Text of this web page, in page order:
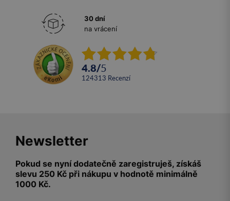
30 dní
na vrácení
4.8/5
124313 recenzí
Newsletter
Pokud se nyní dodatečně zaregistruješ, získáš
slevu 250 Kč při nákupu v hodnotě minimálně
1000 Kč.